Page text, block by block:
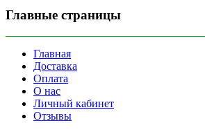
Главные страницы
Главная
Доставка
Оплата
О нас
Личный кабинет
Отзывы